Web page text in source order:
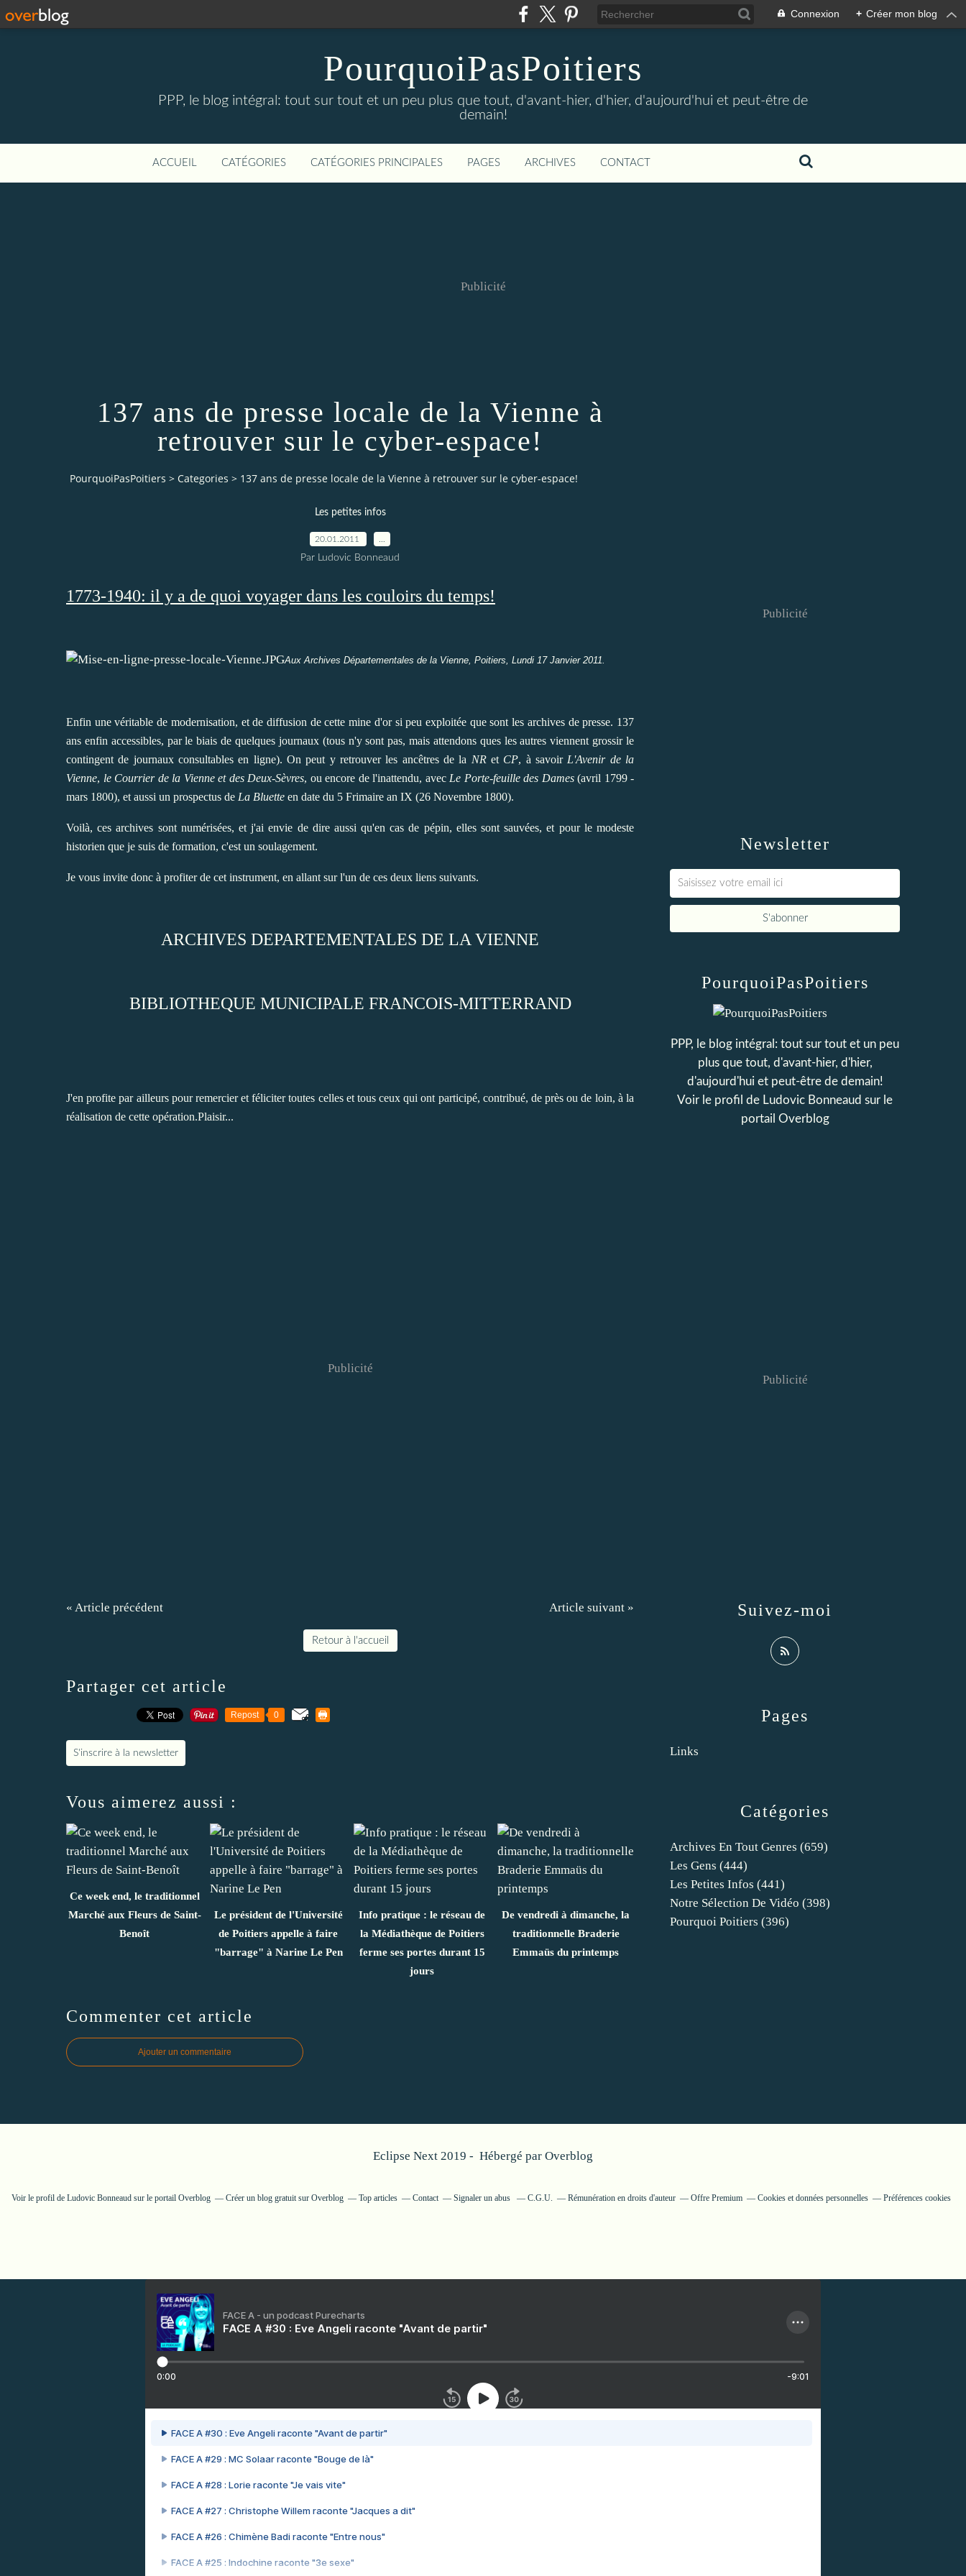
Connexion + Créer mon blog
PourquoiPasPoitiers
PPP, le blog intégral: tout sur tout et un peu plus que tout, d'avant-hier, d'hier, d'aujourd'hui et peut-être de
demain!
ACCUEIL CATÉGORIES CATÉGORIES PRINCIPALES PAGES ARCHIVES CONTACT
Publicité
137 ans de presse locale de la Vienne à
retrouver sur le cyber-espace!
PourquoiPasPoitiers > Categories > 137 ans de presse locale de la Vienne à retrouver sur le cyber-espace!
Les petites infos
20.01.2011
Par Ludovic Bonneaud
1773-1940: il y a de quoi voyager dans les couloirs du temps!
Aux Archives Départementales de la Vienne, Poitiers, Lundi 17 Janvier 2011.
Enfin une véritable de modernisation, et de diffusion de cette mine d'or si peu exploitée que sont les archives de presse. 137
ans enfin accessibles, par le biais de quelques journaux (tous n'y sont pas, mais attendons ques les autres viennent grossir le
contingent de journaux consultables en ligne). On peut y retrouver les ancêtres de la NRet CP, à savoir L'Avenir de la
Vienne, le Courrier de la Vienne et des Deux-Sèvres, ou encore de l'inattendu, avec Le Porte-feuille des Dames(avril 1799 -
mars 1800), et aussi un prospectus de La Bluette en date du 5 Frimaire an IX (26 Novembre 1800).
Voilà, ces archives sont numérisées, et j'ai envie de dire aussi qu'en cas de pépin, elles sont sauvées, et pour le modeste
historien que je suis de formation, c'est un soulagement.
Je vous invite donc à profiter de cet instrument, en allant sur l'un de ces deux liens suivants.
ARCHIVES DEPARTEMENTALES DE LA VIENNE
BIBLIOTHEQUE MUNICIPALE FRANCOIS-MITTERRAND
J'en profite par ailleurs pour remercier et féliciter toutes celles et tous ceux qui ont participé, contribué, de près ou de loin, à la
réalisation de cette opération.Plaisir...
Publicité
« Article précédent Article suivant »
Retour à l'accueil
Partager cet article
Repost 0
S'inscrire à la newsletter
Vous aimerez aussi :
Ce week end, le traditionnel
Marché aux Fleurs de Saint-
Benoît
Le président de l'Université
de Poitiers appelle à faire
"barrage" à Narine Le Pen
Info pratique : le réseau de
la Médiathèque de Poitiers
ferme ses portes durant 15
jours
De vendredi à dimanche, la
traditionnelle Braderie
Emmaüs du printemps
Commenter cet article
Ajouter un commentaire
Newsletter
Publicité
Catégories
Archives En Tout Genres (659)
Les Gens (444)
Les Petites Infos (441)
Notre Sélection De Vidéo (398)
Pourquoi Poitiers (396)
Pages
Links
PourquoiPasPoitiers
PPP, le blog intégral: tout sur tout et un peu
plus que tout, d'avant-hier, d'hier,
d'aujourd'hui et peut-être de demain!
Voir le profil de Ludovic Bonneaud sur le
portail Overblog
Suivez-moi
Publicité
Eclipse Next 2019 - Hébergé par Overblog
Voir le profil de Ludovic Bonneaudsur le portail Overblog Créer un blog gratuit sur Overblog Top articles Contact Signaler un abus C.G.U. Rémunération en droits d'auteur Offre Premium Cookies et données personnelles Préférences cookies
FACE A - un podcast Purecharts
FACE A #30 : Eve Angeli raconte "Avant de partir"
0:00 -9:01
FACE A #30 : Eve Angeli raconte "Avant de partir"
FACE A #29 : MC Solaar raconte "Bouge de là"
FACE A #28 : Lorie raconte "Je vais vite"
FACE A #27 : Christophe Willem raconte "Jacques a dit"
FACE A #26 : Chimène Badi raconte "Entre nous"
FACE A #25 : Indochine raconte "3e sexe"